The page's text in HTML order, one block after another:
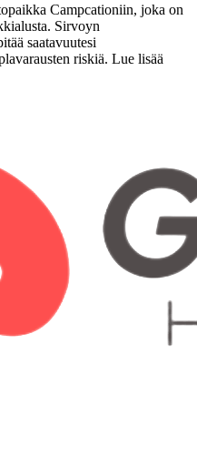
Campcationiin, joka on
Sirvoyn
saatavuutesi
riskiä. Lue lisää